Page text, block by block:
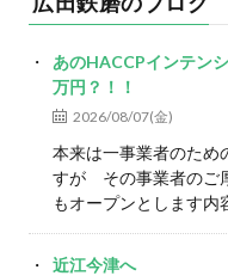
あのHACCPインテン
万円？！！
2026/08/07(金)
本来は一事業者のため
すが その事業者のご
もオープンとします内
近江今津へ